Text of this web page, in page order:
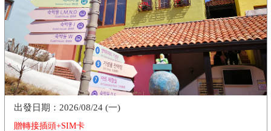
贈轉接插頭+SIM卡
2026/08/24 (一)